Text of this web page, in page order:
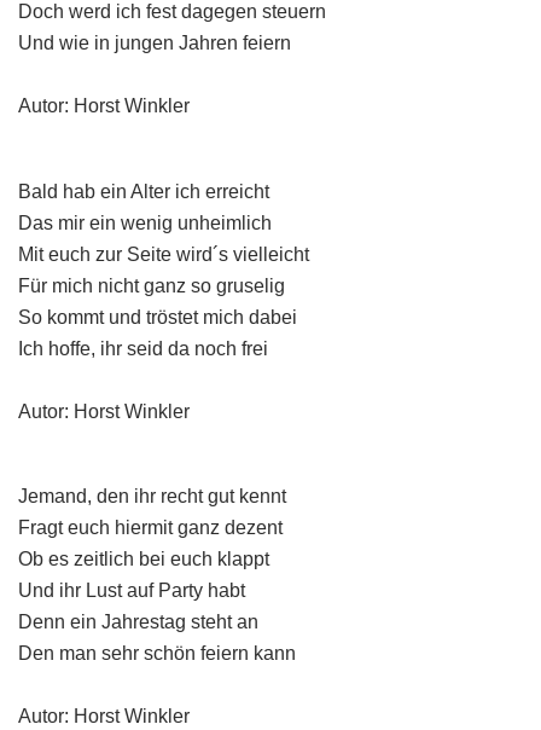
Doch werd ich fest dagegen steuern
Und wie in jungen Jahren feiern
Autor: Horst Winkler
Bald hab ein Alter ich erreicht
Das mir ein wenig unheimlich
Mit euch zur Seite wird´s vielleicht
Für mich nicht ganz so gruselig
So kommt und tröstet mich dabei
Ich hoffe, ihr seid da noch frei
Autor: Horst Winkler
Jemand, den ihr recht gut kennt
Fragt euch hiermit ganz dezent
Ob es zeitlich bei euch klappt
Und ihr Lust auf Party habt
Denn ein Jahrestag steht an
Den man sehr schön feiern kann
Autor: Horst Winkler